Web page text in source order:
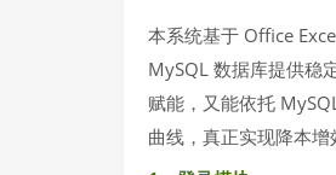
本系统基于 Office
MySQL 数据库提供稳
赋能，又能依托
曲线，真正实现降本增